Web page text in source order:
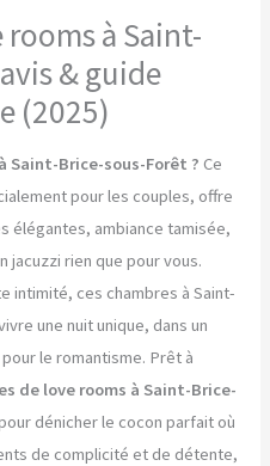
à Saint-
& guide
(2025)
Saint-Brice-sous-Forêt ? Ce
pour les couples, offre
élégantes, ambiance tamisée,
jacuzzi rien que pour vous.
intimité, ces chambres à Saint-
une nuit unique, dans un
le romantisme. Prêt à
de love rooms à Saint-Brice-
dénicher le cocon parfait où
de complicité et de détente,